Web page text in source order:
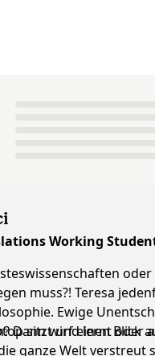
Working
muss?! Teresa
Ewige
sitzt und lernt oder
ganze Welt
Dann wirf einen Blick